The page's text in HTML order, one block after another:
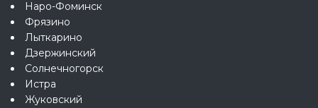
Наро-Фоминск
Фрязино
Лыткарино
Дзержинский
Солнечногорск
Истра
Жуковский